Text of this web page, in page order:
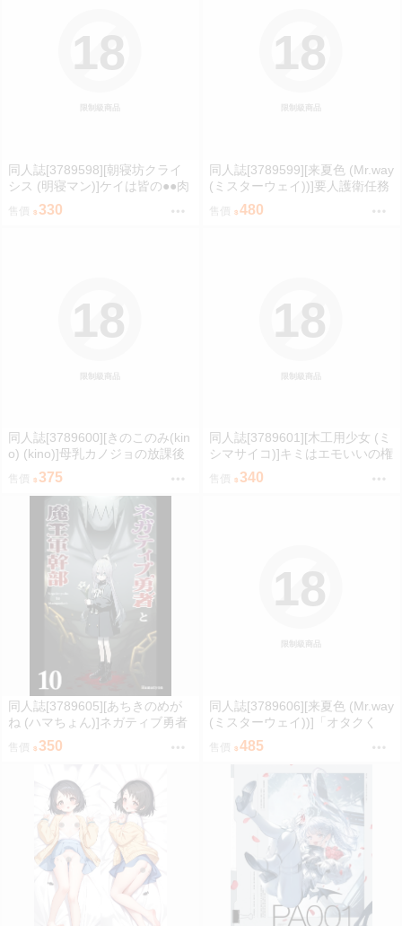
限制級商品
18
同人誌[3789598][朝寝坊クライ
シス (明寝マン)]ケイは皆の●●肉
便器 (蔚藍檔案)
330
限制級商品
18
同人誌[3789599][来夏色 (Mr.way
(ミスターウェイ))]要人護衛任務
2 (咒術迴戰)
480
限制級商品
18
同人誌[3789600][きのこのみ(kin
o) (kino)]母乳カノジョの放課後
ミルクえっち (原創)
售價 375
限制級商品
18
同人誌[3789601][木工用少女 (ミ
シマサイコ)]キミはエモいいの権
化4 (hololive )
售價 340
同人誌[3789605][あちきのめが
ね (ハマちょん)]ネガティブ勇者
と魔王軍幹部10 (原創)
350
限制級商品
18
同人誌[3789606][来夏色 (Mr.way
(ミスターウェイ))]「オタクく
ん」にやさしいギャル (原創)
485